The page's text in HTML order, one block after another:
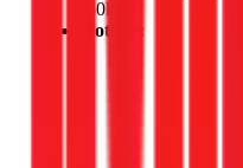
(50km)
Hotline: